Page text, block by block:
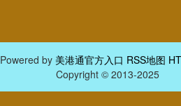
Powered by 美港通官方入口 RSS地图
Copyright © 2013-2025